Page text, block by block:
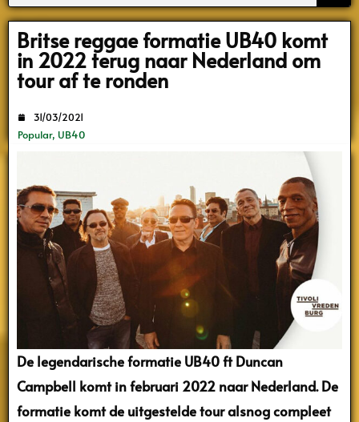
Search
Britse reggae formatie UB40 komt
in 2022 terug naar Nederland om
tour af te ronden
Popular, UB40
31/03/2021
De legendarische formatie UB40 ft Duncan
Campbell komt in februari 2022 naar Nederland. De
formatie komt de uitgestelde tour alsnog compleet